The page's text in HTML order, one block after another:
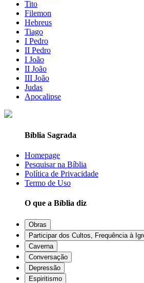
Tito
Filemon
Hebreus
Tiago
I Pedro
II Pedro
I João
II João
III João
Judas
Apocalipse
Bíblia Sagrada
Homepage
Pesquisar na Bíblia
Política de Privacidade
Termo de Uso
O que a Bíblia diz
Obras
Participar dos Cultos, Frequência à
Caverna
Conversação
Depressão
Espiritismo